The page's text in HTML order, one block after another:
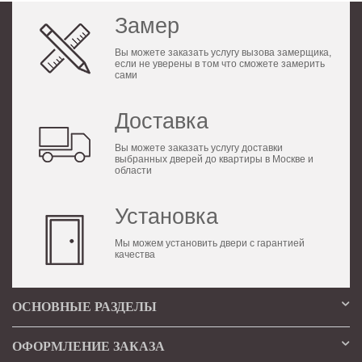
Замер
Вы можете заказать услугу вызова замерщика,
если не уверены в том что сможете замерить
сами
Доставка
Вы можете заказать услугу доставки
выбранных дверей до квартиры в Москве и
области
Установка
Мы можем установить двери с гарантией
качества
ОСНОВНЫЕ РАЗДЕЛЫ
ОФОРМЛЕНИЕ ЗАКАЗА